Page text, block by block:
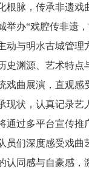
脉，传承非遗戏
举办“戏腔传非遗
与明水古城管理
史渊源、艺术特
戏曲展演，直观
现状，认真记录
通过多平台宣传推
们深度感受戏曲
认同感与自豪感